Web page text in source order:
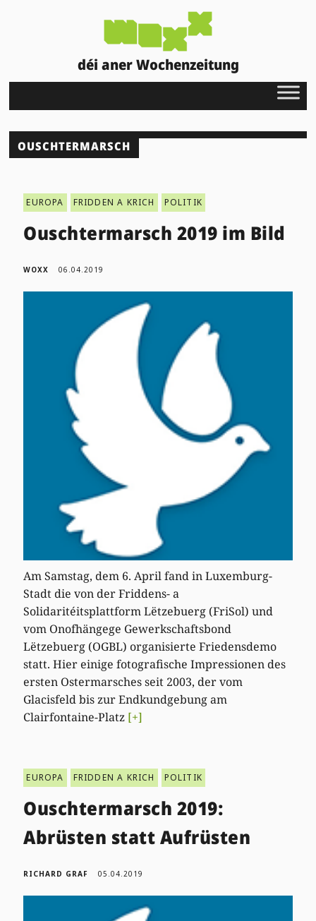
déi aner Wochenzeitung
OUSCHTERMARSCH
EUROPA FRIDDEN A KRICH POLITIK
Ouschtermarsch 2019 im Bild
WOXX 06.04.2019
Am Samstag, dem 6. April fand in Luxemburg-
Stadt die von der Friddens- a
Solidaritéitsplattform Lëtzebuerg (FriSol) und
vom Onofhängege Gewerkschaftsbond
Lëtzebuerg (OGBL) organisierte Friedensdemo
statt. Hier einige fotografische Impressionen des
ersten Ostermarsches seit 2003, der vom
Glacisfeld bis zur Endkundgebung am
Clairfontaine-Platz [+]
EUROPA FRIDDEN A KRICH POLITIK
Ouschtermarsch 2019:
Abrüsten statt Aufrüsten
RICHARD GRAF 05.04.2019